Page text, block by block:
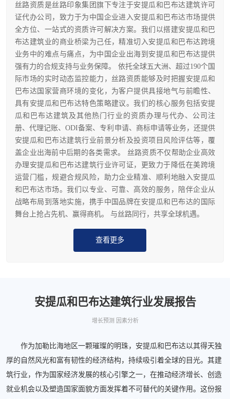
丝路资质是丝路印象集团旗下专注于安提瓜和巴布达建筑许可
证代办公司，致力于为中国企业进入安提瓜和巴布达市场提供
全方位、一站式的资质许可解决方案。我们以搭建安提瓜和巴
布达建筑业的商业桥梁为己任，精准切入安提瓜和巴布达跨境
业务中的难点与痛点，为中国企业出海到安提瓜和巴布达提供
强有力的合规支持与业务保障。 依托全球五大洲、超过190个国
际市场的实时动态监控能力，丝路资质能够及时把握安提瓜和
巴布达国家营商环境的变化，为客户提供具接地气与前瞻性、
具有安提瓜和巴布达特色策略建议。我们的核心服务包括安提
瓜和巴布达建筑及其他热门行业的资质办理与代办、公司注
册、代理记账、ODI备案、专利申请、商标申请等业务，还提供
安提瓜和巴布达建筑行业前景分析及投资项目风险评估等，覆
盖企业出海前中后期的各类需求。 丝路资质不仅帮助企业高效
办理安提瓜和巴布达建筑行业许可证，更致力于降低在美跨境
运营门槛，规避合规风险，助力企业精准、顺利地融入安提瓜
和巴布达市场。我们以专业、可靠、高效的服务，陪伴企业从
战略布局到落地实施，携手中国品牌在安提瓜和巴布达的国际
舞台上抢占先机、赢得商机。 与丝路同行，共享全球机遇。
查看更多
安提瓜和巴布达建筑行业发展报告
增长预测 因素分析
作为加勒比海地区一颗璀璨的明珠，安提瓜和巴布达以其得天独
厚的自然风光和富有韧性的经济结构，持续吸引着全球的目光。其建
筑行业，作为国家经济发展的核心引擎之一，在推动经济增长、创造
就业机会以及塑造国家面貌方面发挥着不可替代的关键作用。这份报